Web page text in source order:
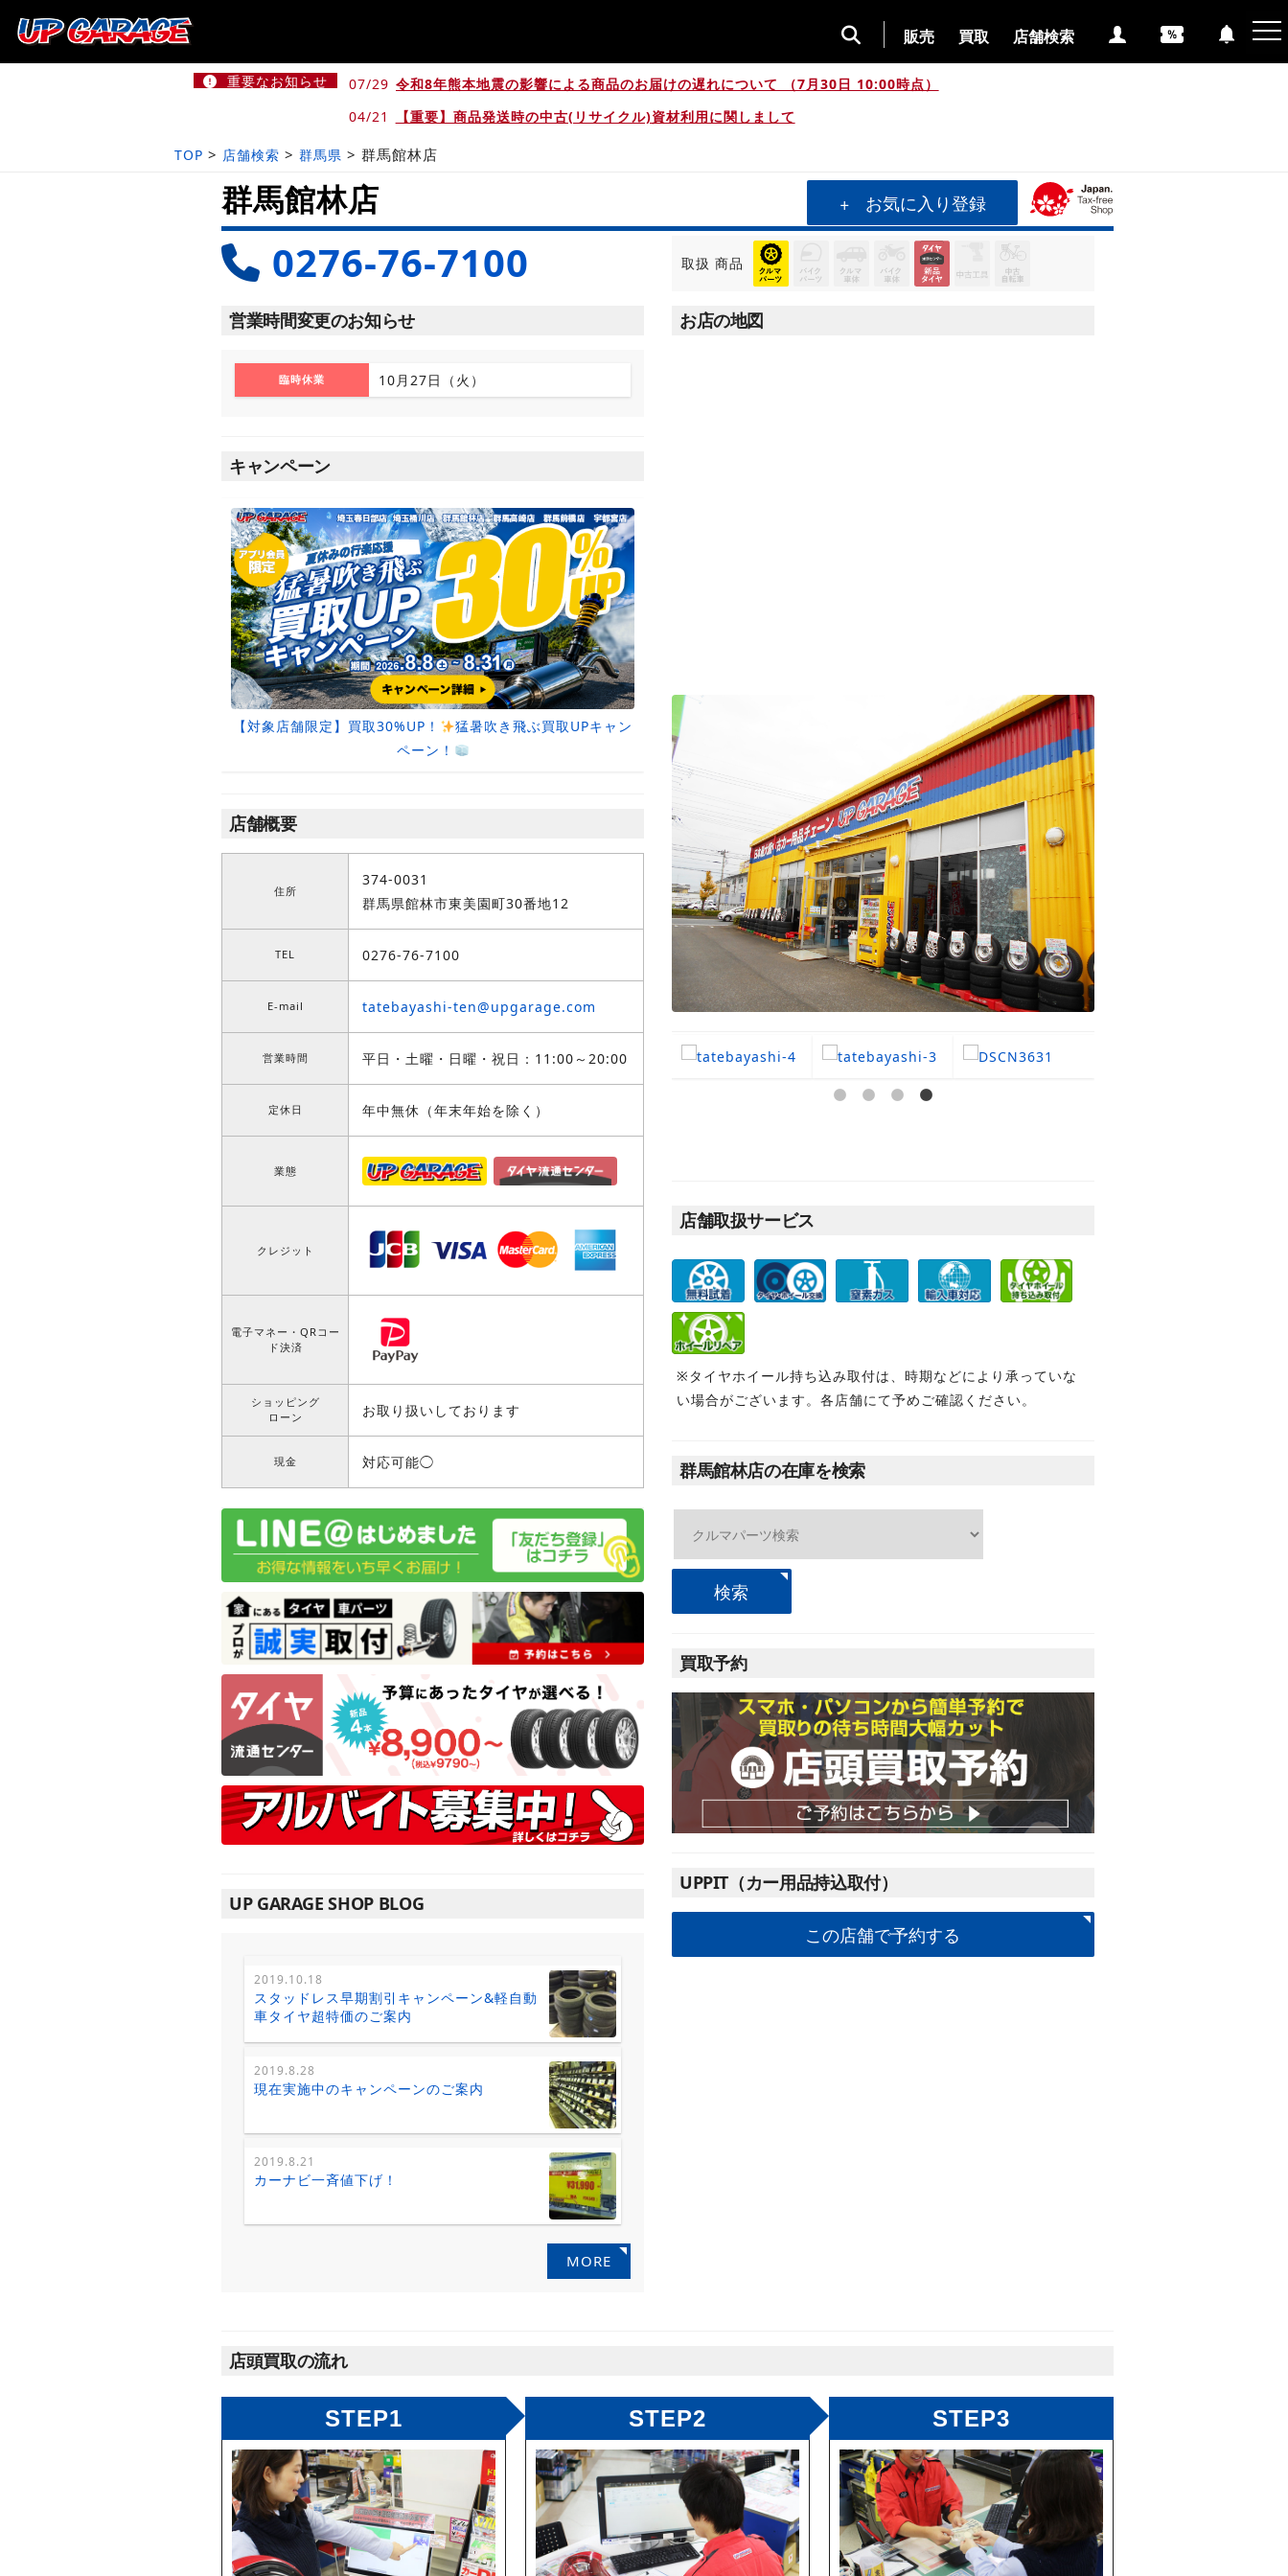
販売 買取 店舗検索
重要なお知らせ 07/29 令和8年熊本地震の影響による商品のお届けの遅れについて （7月30日 10:00時点）
04/21
【重要】商品発送時の中古(リサイクル)資材利用に関しまして
TOP > 店舗検索 > 群馬県 > 群馬館林店
群馬館林店
0276-76-7100
お気に入り登録
取扱 商品
営業時間変更のお知らせ
臨時休業 10月27日（火）
キャンペーン
【対象店舗限定】買取30%UP！
猛暑吹き飛ぶ買取UPキャン
ペーン！
店舗概要
住所
374-0031
群馬県館林市東美園町30番地12
TEL 0276-76-7100
E-mail tatebayashi-ten@upgarage.com
営業時間 平日・土曜・日曜・祝日：11:00～20:00
定休日 年中無休（年末年始を除く）
業態
クレジット
電子マネー・QRコー
ド決済
ショッピング
ローン
お取り扱いしております
現金 対応可能◯
UP GARAGE SHOP BLOG
2019.10.18
スタッドレス早期割引キャンペーン&軽自動
車タイヤ超特価のご案内
2019.8.28
現在実施中のキャンペーンのご案内
2019.8.21
カーナビ一斉値下げ！
MORE
お店の地図
店舗取扱サービス
※タイヤホイール持ち込み取付は、時期などにより承っていな
い場合がございます。各店舗にて予めご確認ください。
群馬館林店の在庫を検索
検索
買取予約
UPPIT（カー用品持込取付）
この店舗で予約する
店頭買取の流れ
STEP1 STEP2 STEP3